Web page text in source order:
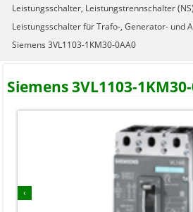
Leistungsschalter, Leistungstrennschalter (NS)
Leistungsschalter für Trafo-, Generator- und
Siemens 3VL1103-1KM30-0AA0
Siemens 3VL1103-
‹